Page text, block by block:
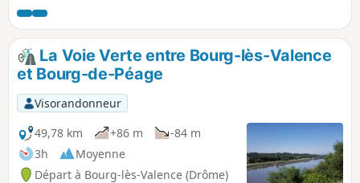
La Voie Verte entre Bourg-lès-Valence
et Bourg-de-Péage
Visorandonneur
49,78 km
+86 m
-84 m
3h
Moyenne
Départ à Bourg-lès-Valence (Drôme)